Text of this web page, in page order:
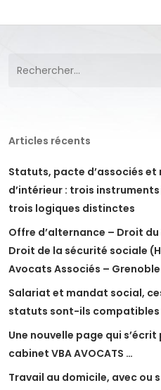
Articles récents
Statuts, pacte d’associés et
d’intérieur : trois
trois logiques distinctes
Offre d’alternance – Droit
Droit de la sécurité sociale
Avocats Associés – Grenoble
Salariat et mandat social,
statuts sont-ils compatibles
Une nouvelle page qui s’écrit
cabinet VBA AVOCATS …
Travail au domicile, avec ou